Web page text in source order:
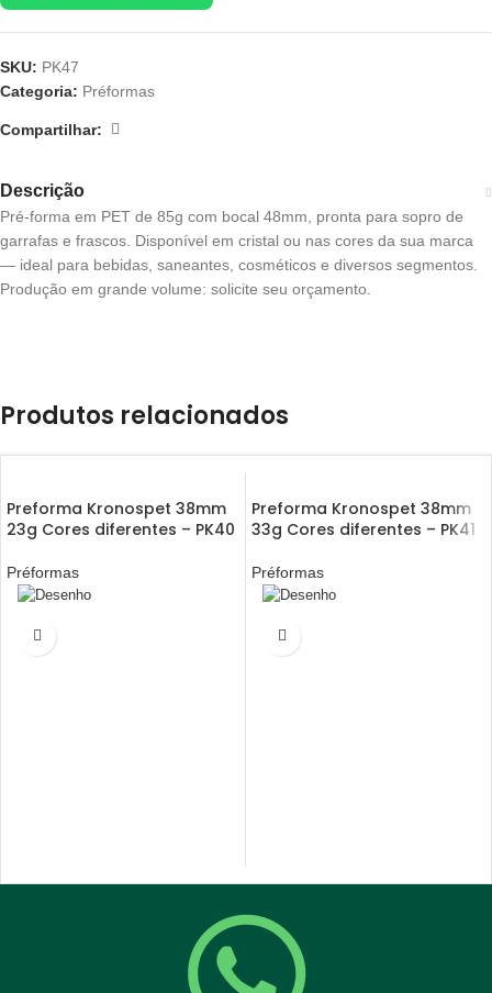
SKU: PK47
Categoria: Préformas
Compartilhar:
Descrição
Pré-forma em PET de 85g com bocal 48mm, pronta para sopro de
garrafas e frascos. Disponível em cristal ou nas cores da sua marca
— ideal para bebidas, saneantes, cosméticos e diversos segmentos.
Produção em grande volume: solicite seu orçamento.
Produtos relacionados
Preforma Kronospet 38mm
23g Cores diferentes – PK40
Préformas
Preforma Kronospet 38mm
33g Cores diferentes – PK41
Préformas